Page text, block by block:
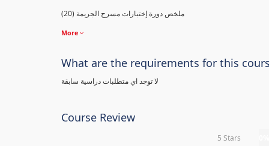
(20) ملخص دورة إختبارات مسرح الجريمة
More
What are the requirements for this
لا توجد اي متطلبات دراسية سابقة
Course Review
5 Stars